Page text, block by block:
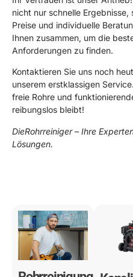
nicht nur schnelle
Preise und individuelle
Ihnen zusammen, um die
Anforderungen zu finden.
Kontaktieren Sie uns noch
unserem erstklassigen
freie Rohre und
reibungslos bleibt!
DieRohrreiniger – Ihre
Lösungen.